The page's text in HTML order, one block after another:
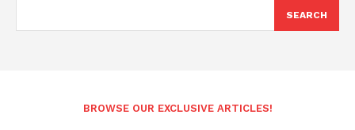
SEARCH
BROWSE OUR EXCLUSIVE ARTICLES!